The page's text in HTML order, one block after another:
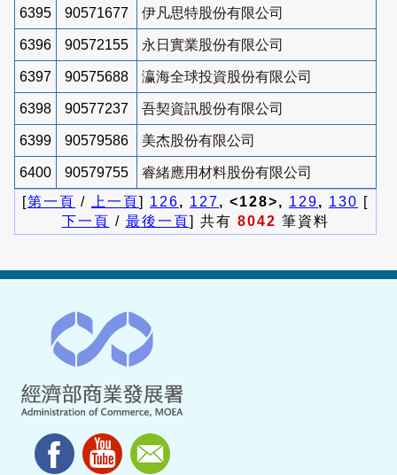
6395 90571677 伊凡思特股份有限公司
6396 90572155 永日實業股份有限公司
6397 90575688 瀛海全球投資股份有限公司
6398 90577237 吾契資訊股份有限公司
6399 90579586 美杰股份有限公司
6400 90579755
睿緒應用材料股份有限公司
[第一頁 / 上一頁] 126, 127, <128>, 129, 130 [
下一頁 / 最後一頁] 共有 8042 筆資料